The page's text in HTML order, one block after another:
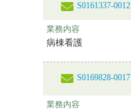
S0161337-0012
業務内容
病棟看護
S0169828-0017
業務内容